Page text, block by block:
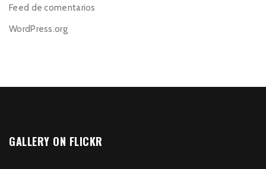
Feed de comentarios
WordPress.org
GALLERY ON FLICKR